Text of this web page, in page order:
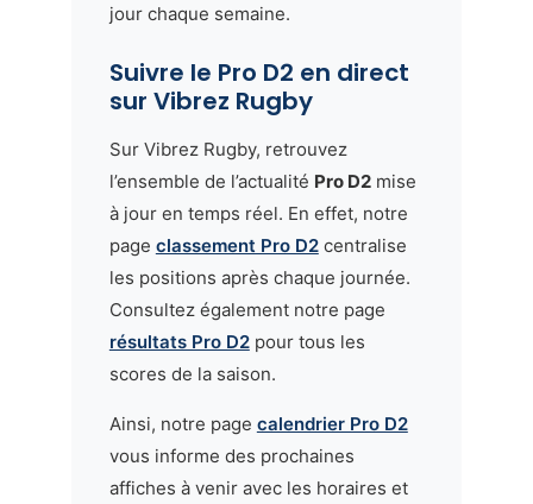
jour chaque semaine.
Suivre le Pro D2 en direct
sur Vibrez Rugby
Sur Vibrez Rugby, retrouvez
l’ensemble de l’actualité Pro D2mise
à jour en temps réel. En effet, notre
page classement Pro D2centralise
les positions après chaque journée.
Consultez également notre page
résultats Pro D2pour tous les
scores de la saison.
Ainsi, notre page calendrier Pro D2
vous informe des prochaines
affiches à venir avec les horaires et